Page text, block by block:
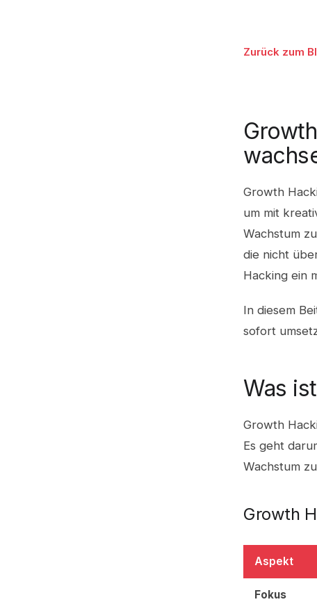
Zurück zum
Growth
um mit
Wachstum
die nicht
Hacking ein
In diesem
sofort
Was
Growth
Es geht
Wachstum
Growth
Aspekt
Fokus